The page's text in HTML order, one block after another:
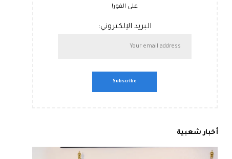
على الفور!
البريد الإلكتروني:
أخبار شعبية